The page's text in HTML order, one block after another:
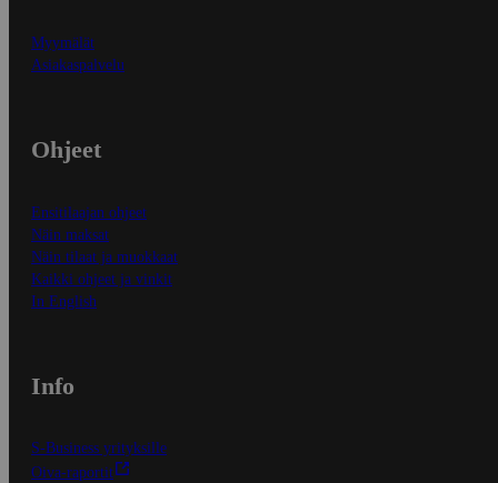
Myymälät
Asiakaspalvelu
Ohjeet
Ensitilaajan ohjeet
Näin maksat
Näin tilaat ja muokkaat
Kaikki ohjeet ja vinkit
In English
Info
S-Business yrityksille
Oiva-raportit